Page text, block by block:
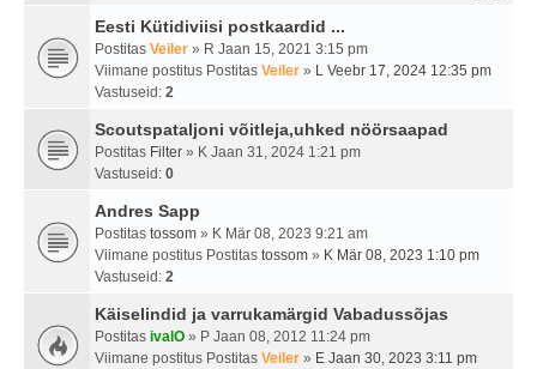
Eesti Kütidiviisi postkaardid ...
Postitas Veiler » R Jaan 15, 2021 3:15 pm
Viimane postitus Postitas Veiler » L Veebr 17, 2024 12:35 pm
Vastuseid: 2
Scoutspataljoni võitleja,uhked nöörsaapad
Postitas Filter » K Jaan 31, 2024 1:21 pm
Vastuseid: 0
Andres Sapp
Postitas tossom » K Mär 08, 2023 9:21 am
Viimane postitus Postitas tossom » K Mär 08, 2023 1:10 pm
Vastuseid: 2
Käiselindid ja varrukamärgid Vabadussõjas
Postitas ivalO » P Jaan 08, 2012 11:24 pm
Viimane postitus Postitas Veiler » E Jaan 30, 2023 3:11 pm